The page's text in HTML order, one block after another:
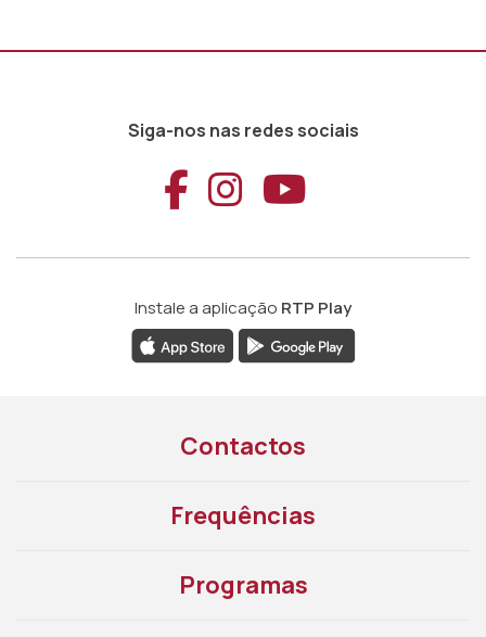
Siga-nos nas redes sociais
Aceder ao
Aceder ao
Aceder
Instale a aplicação RTP Play
Contactos
Frequências
Programas